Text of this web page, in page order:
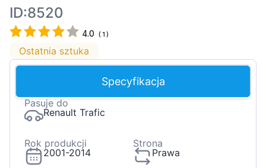
ID:8520
4.0 (1 )
Ostatnia sztuka
Specyfikacja
Pasuje do
Renault Trafic
Rok produkcji
2001-2014
Strona
Prawa